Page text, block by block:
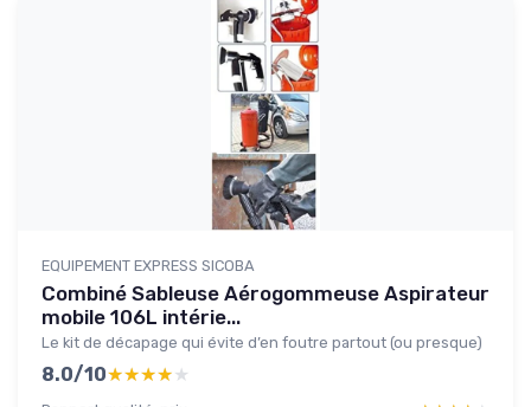
EQUIPEMENT EXPRESS SICOBA
Combiné Sableuse Aérogommeuse Aspirateur
mobile 106L intérie...
Le kit de décapage qui évite d’en foutre partout (ou presque)
8.0/10★★★★★
★★★★★